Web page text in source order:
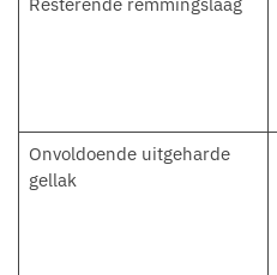
Onvoldoende uitgeharde
gellak